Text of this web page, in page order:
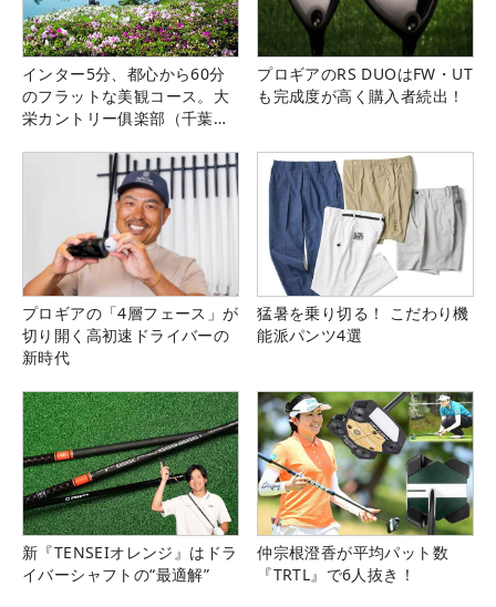
インター5分、都心から60分
のフラットな美観コース。大
栄カントリー俱楽部（千葉
プロギアのRS DUOはFW・UT
も完成度が高く購入者続出！
プロギアの「4層フェース」が
切り開く高初速ドライバーの
新時代
猛暑を乗り切る！ こだわり機
能派パンツ4選
新『TENSEIオレンジ』はドラ
イバーシャフトの“最適解”
仲宗根澄香が平均パット数
『TRTL』で6人抜き！